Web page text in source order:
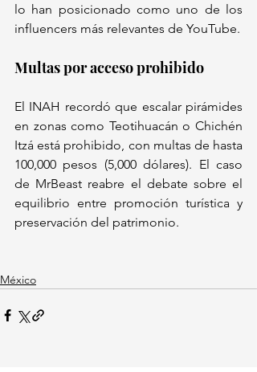
lo han posicionado como uno de los
Multas por acceso prohibido
El INAH recordó que escalar pirámides
en zonas como Teotihuacán o Chichén
Itzá está prohibido, con multas de hasta
100,000 pesos (5,000 dólares). El caso
de MrBeast reabre el debate sobre el
equilibrio entre promoción turística y
preservación del patrimonio.
México